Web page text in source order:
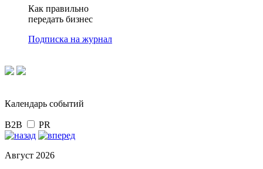
Как правильно
передать бизнес
Подписка на журнал
Календарь событий
B2B PR
Август 2026